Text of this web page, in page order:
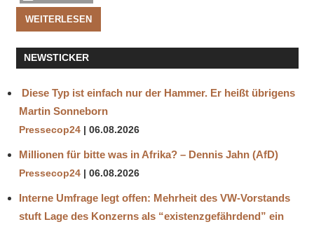
WEITERLESEN
NEWSTICKER
Diese Typ ist einfach nur der Hammer. Er heißt übrigens
Martin Sonneborn
Pressecop24 06.08.2026
Millionen für bitte was in Afrika? – Dennis Jahn (AfD)
Pressecop24 06.08.2026
Interne Umfrage legt offen: Mehrheit des VW-Vorstands
stuft Lage des Konzerns als “existenzgefährdend” ein